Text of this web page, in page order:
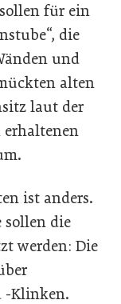
für ein
die
und
alten
laut der
erhaltenen
ist anders.
sollen die
werden: Die
-Klinken.